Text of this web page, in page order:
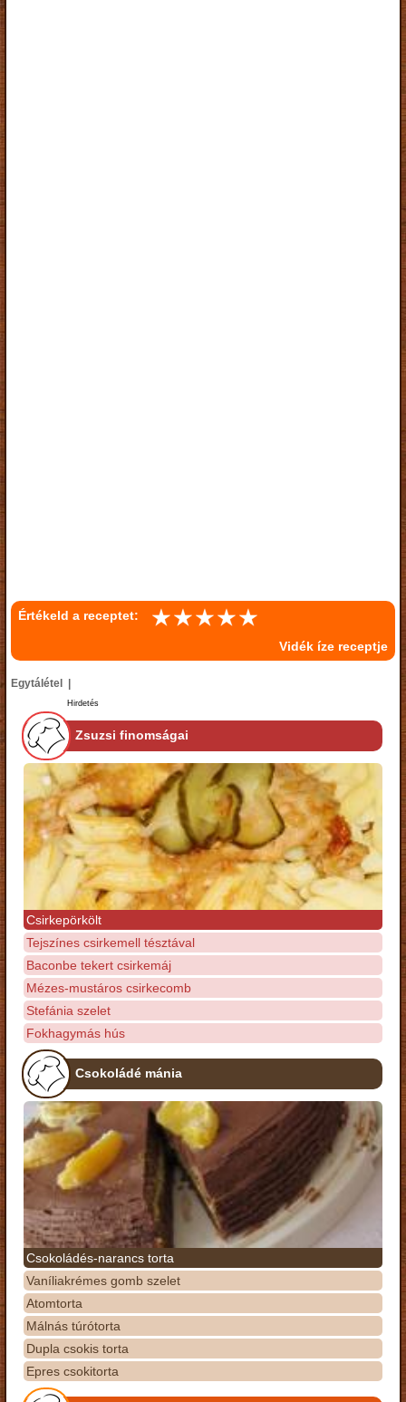
Értékeld a receptet:
Vidék íze receptje
Egytálétel |
Hirdetés
Zsuzsi finomságai
Csirkepörkölt
Tejszínes csirkemell tésztával
Baconbe tekert csirkemáj
Mézes-mustáros csirkecomb
Stefánia szelet
Fokhagymás hús
Csokoládé mánia
Csokoládés-narancs torta
Vaníliakrémes gomb szelet
Atomtorta
Málnás túrótorta
Dupla csokis torta
Epres csokitorta